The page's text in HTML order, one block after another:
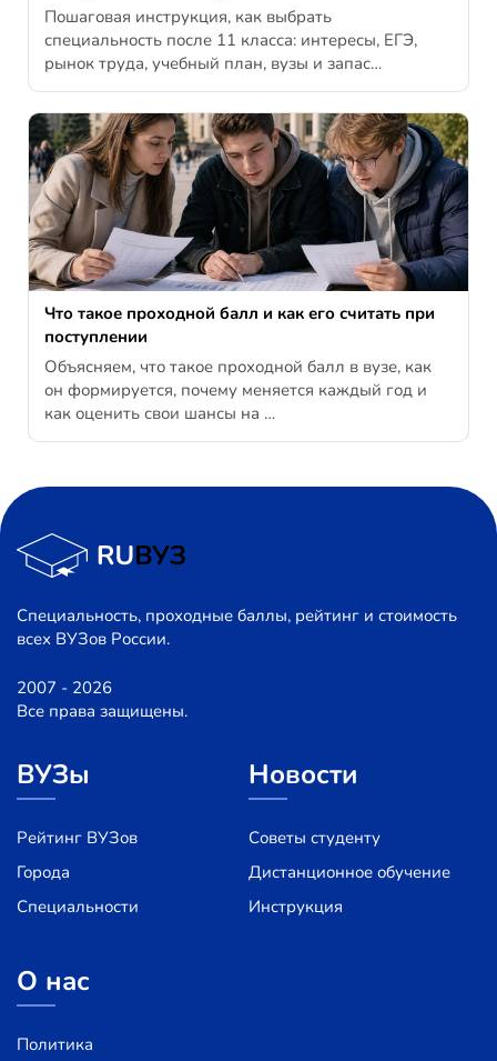
Пошаговая инструкция, как выбрать
специальность после 11 класса: интересы, ЕГЭ,
рынок труда, учебный план, вузы и запас…
Что такое проходной балл и как его считать при
поступлении
Объясняем, что такое проходной балл в вузе, как
он формируется, почему меняется каждый год и
как оценить свои шансы на …
Специальность, проходные баллы, рейтинг и стоимость
всех ВУЗов России.
2007 - 2026
Все права защищены.
ВУЗы
Рейтинг ВУЗов
Города
Специальности
Новости
Советы студенту
Дистанционное обучение
Инструкция
О нас
Политика